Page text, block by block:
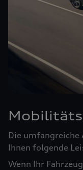
Die
Ihnen folgende
Wenn Ihr